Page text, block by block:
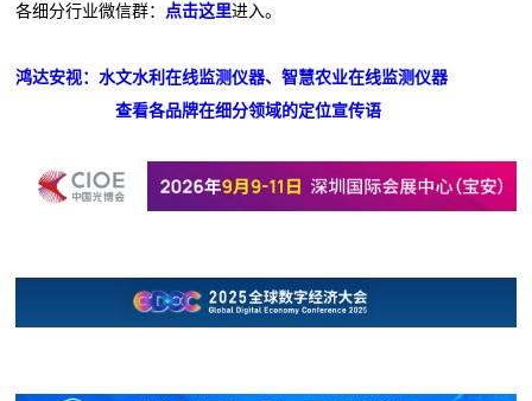
各细分行业微信群：
点击这里进入。
鸿达安视：水文水利在线监测仪器、智慧农业在线监测仪器
查看各品牌在细分领域的定位宣传语